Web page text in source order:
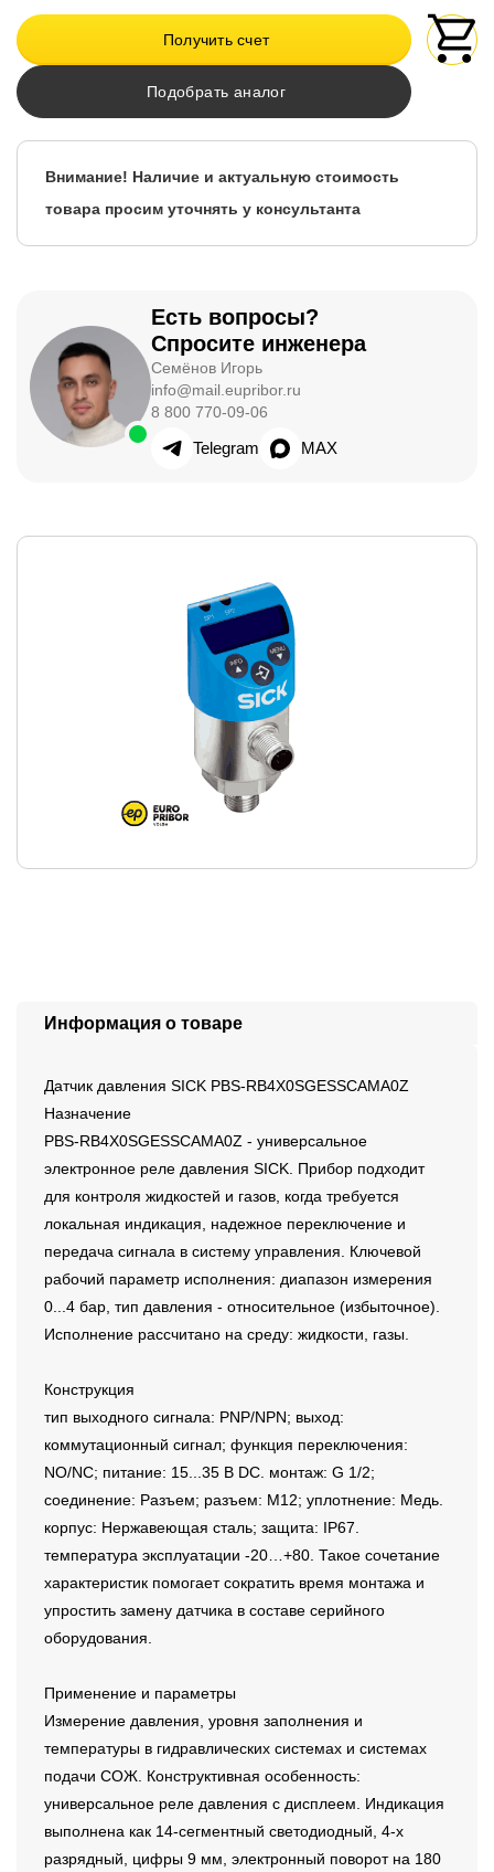
Получить счет
Подобрать аналог
Внимание! Наличие и актуальную стоимость
товара просим уточнять у консультанта
Есть вопросы?
Спросите инженера
Семёнов Игорь
info@mail.eupribor.ru
8 800 770-09-06
Telegram MAX
Информация о товаре
Датчик давления SICK PBS-RB4X0SGESSCAMA0Z
Назначение
PBS-RB4X0SGESSCAMA0Z - универсальное
электронное реле давления SICK. Прибор подходит
для контроля жидкостей и газов, когда требуется
локальная индикация, надежное переключение и
передача сигнала в систему управления. Ключевой
рабочий параметр исполнения: диапазон измерения
0...4 бар, тип давления - относительное (избыточное).
Исполнение рассчитано на среду: жидкости, газы.
Конструкция
тип выходного сигнала: PNP/NPN; выход:
коммутационный сигнал; функция переключения:
NO/NC; питание: 15...35 В DC. монтаж: G 1/2;
соединение: Разъем; разъем: M12; уплотнение: Медь.
корпус: Нержавеющая сталь; защита: IP67.
температура эксплуатации -20…+80. Такое сочетание
характеристик помогает сократить время монтажа и
упростить замену датчика в составе серийного
оборудования.
Применение и параметры
Измерение давления, уровня заполнения и
температуры в гидравлических системах и системах
подачи СОЖ. Конструктивная особенность:
универсальное реле давления с дисплеем. Индикация
выполнена как 14-сегментный светодиодный, 4-х
разрядный, цифры 9 мм, электронный поворот на 180